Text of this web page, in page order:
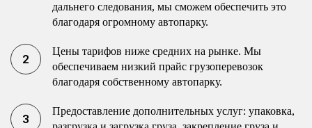
дальнего следования, мы сможем обеспечить это
благодаря огромному автопарку.
Цены тарифов ниже средних на рынке. Мы
обеспечиваем низкий прайс грузоперевозок
благодаря собственному автопарку.
Предоставление дополнительных услуг: упаковка,